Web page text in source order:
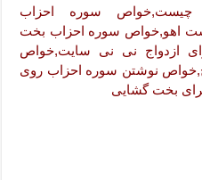
چیست,خواص سوره احزاب
اهو,خواص سوره احزاب بخت
ازدواج نی نی سایت,خواص
نوشتن سوره احزاب روی
بخت گشایی